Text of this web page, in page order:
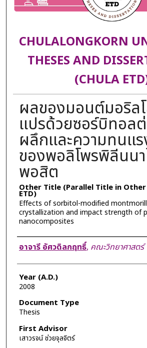
CHULALONGKORN
THESES AND
(CHULA
ผลของมอนต์มอริล
แปรด้วยซอร์บิทอลต่
ผลึกและความทนแ
ของพอลิโพรพิลีนน
พอสิต
Other Title (Parallel Title in
ETD)
Effects of sorbitol-modified
crystallization and impact strength of
nanocomposites
Author
อาจารี อัศวดิลกฤทธิ์, คณะวิทยาศาสตร์
Year (A.D.)
2008
Document Type
Thesis
First Advisor
เสาวรจน์ ช่วยจุลจิตร์